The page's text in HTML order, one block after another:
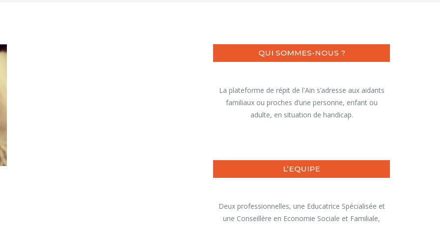
QUI SOMMES-NOUS ?
La plateforme de répit de l'Ain s’adresse aux aidants
familiaux ou proches d’une personne, enfant ou
adulte, en situation de handicap.
L’EQUIPE
Deux professionnelles, une Educatrice Spécialisée et
une Conseillère en Economie Sociale et Familiale,